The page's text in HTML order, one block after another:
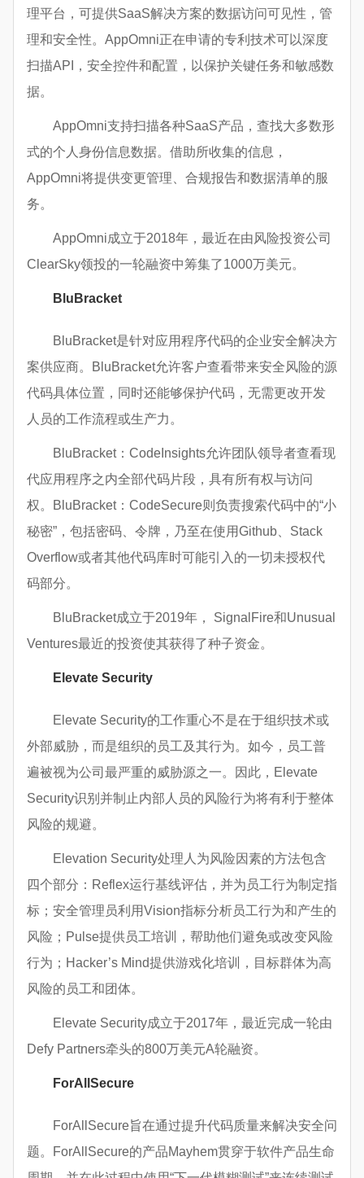
理平台，可提供SaaS解决方案的数据访问可见性，管
理和安全性。AppOmni正在申请的专利技术可以深度
扫描API，安全控件和配置，以保护关键任务和敏感数
据。
AppOmni支持扫描各种SaaS产品，查找大多数形
式的个人身份信息数据。借助所收集的信息，
AppOmni将提供变更管理、合规报告和数据清单的服
务。
AppOmni成立于2018年，最近在由风险投资公司
ClearSky领投的一轮融资中筹集了1000万美元。
BluBracket
BluBracket是针对应用程序代码的企业安全解决方
案供应商。BluBracket允许客户查看带来安全风险的源
代码具体位置，同时还能够保护代码，无需更改开发
人员的工作流程或生产力。
BluBracket：CodeInsights允许团队领导者查看现
代应用程序之内全部代码片段，具有所有权与访问
权。BluBracket：CodeSecure则负责搜索代码中的“小
秘密”，包括密码、令牌，乃至在使用Github、Stack
Overflow或者其他代码库时可能引入的一切未授权代
码部分。
BluBracket成立于2019年， SignalFire和Unusual
Ventures最近的投资使其获得了种子资金。
Elevate Security
Elevate Security的工作重心不是在于组织技术或
外部威胁，而是组织的员工及其行为。如今，员工普
遍被视为公司最严重的威胁源之一。因此，Elevate
Security识别并制止内部人员的风险行为将有利于整体
风险的规避。
Elevation Security处理人为风险因素的方法包含
四个部分：Reflex运行基线评估，并为员工行为制定指
标；安全管理员利用Vision指标分析员工行为和产生的
风险；Pulse提供员工培训，帮助他们避免或改变风险
行为；Hacker’s Mind提供游戏化培训，目标群体为高
风险的员工和团体。
Elevate Security成立于2017年，最近完成一轮由
Defy Partners牵头的800万美元A轮融资。
ForAllSecure
ForAllSecure旨在通过提升代码质量来解决安全问
题。ForAllSecure的产品Mayhem贯穿于软件产品生命